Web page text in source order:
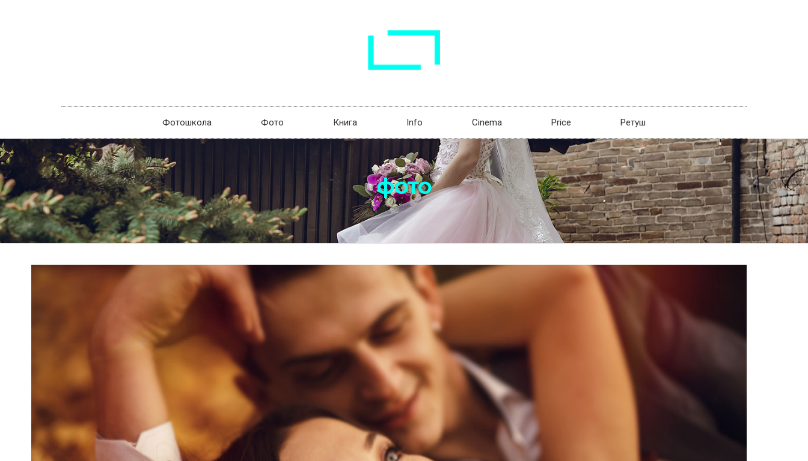
Фотошкола Фото Книга Info Cinema Price Ретуш
фото